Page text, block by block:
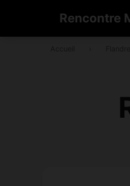
Rencontre